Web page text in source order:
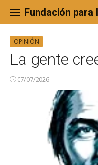
content
Fundación para
OPINIÓN
La gente
07/07/2026